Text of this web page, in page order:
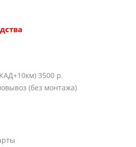
3500 р.
(без монтажа)